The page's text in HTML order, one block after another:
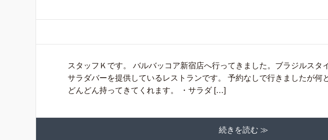
スタッフＫです。 バルバッコア新宿店へ行ってきました。ブラジルスタ
サラダバーを提供しているレストランです。 予約なしで行きましたが何
どんどん持ってきてくれます。 ・サラダ […]
続きを読む ≫